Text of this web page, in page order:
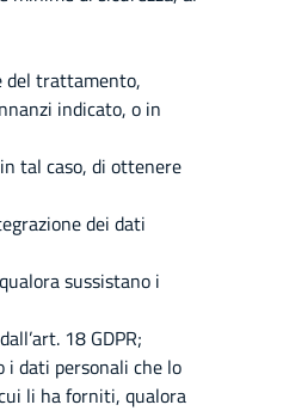
del trattamento,
indicato, o in
tal caso, di ottenere
dei dati
sussistano i
18 GDPR;
dati personali che lo
li ha forniti, qualora